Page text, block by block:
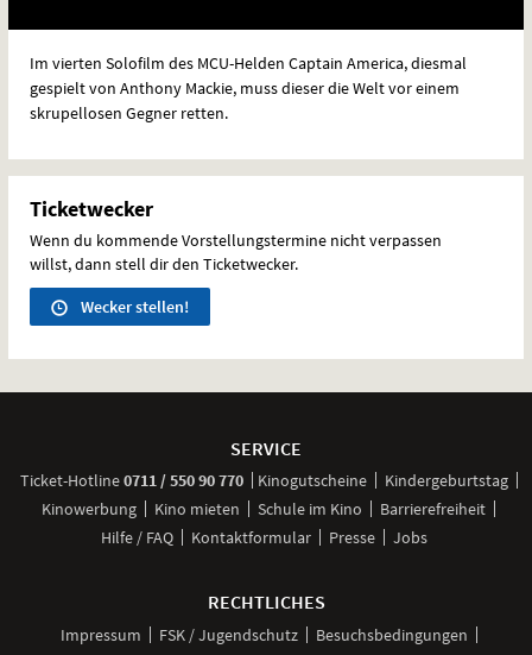
Im vierten Solofilm des MCU-Helden Captain America, diesmal
gespielt von Anthony Mackie, muss dieser die Welt vor einem
skrupellosen Gegner retten.
Ticketwecker
Wenn du kommende Vorstellungstermine nicht verpassen
willst, dann stell dir den Ticketwecker.
Wecker stellen!
SERVICE
Ticket-Hotline0711 / 550 90 770anrufen
Kinogutscheine
Kindergeburtstag
Kinowerbung
Kino mieten Schule im Kino
Barrierefreiheit
Hilfe / FAQ
Kontaktformular Presse Jobs
RECHTLICHES
Impressum FSK / Jugendschutz
Besuchsbedingungen